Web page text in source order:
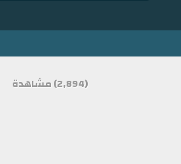
(2,894) مشاهدة